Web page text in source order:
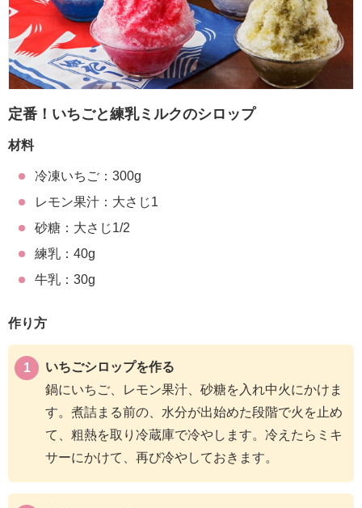
定番！いちごと練乳ミルクのシロップ
材料
冷凍いちご：300g
レモン果汁：大さじ1
砂糖：大さじ1/2
練乳：40g
牛乳：30g
作り方
いちごシロップを作る
鍋にいちご、レモン果汁、砂糖を入れ中火にかけま
す。煮詰まる前の、水分が出始めた段階で火を止め
て、粗熱を取り冷蔵庫で冷やします。冷えたらミキ
サーにかけて、再び冷やしておきます。